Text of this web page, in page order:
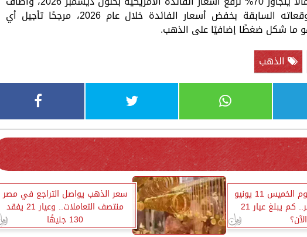
أن بنك جولدمان ساكس ألغى توقعاته السابقة بخفض أسعار الفائدة خلال عام 2026، مرجحًا تأجيل أي
الذهب
أسعار الذهب اليوم الخميس 11 يونيو
2026 في مصر.. كم يبلغ عيار 21
الآن؟
سعر الذهب يواصل التراجع في مصر
منتصف التعاملات.. وعيار 21 يفقد
130 جنيهًا